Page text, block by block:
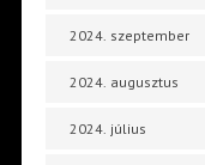
2024. szeptember
2024. augusztus
2024. július